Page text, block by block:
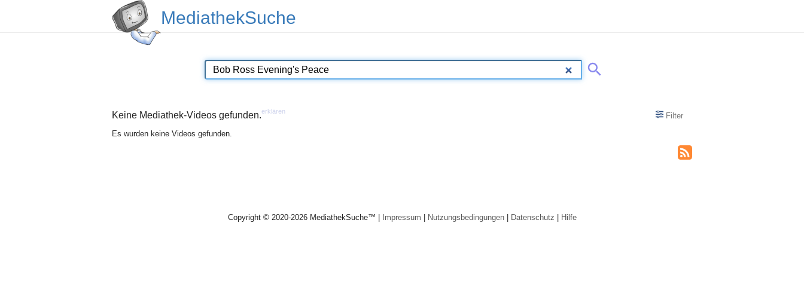
MediathekSuche
Keine Mediathek-Videos gefunden.erklären
Filter
Es wurden keine Videos gefunden.
Copyright © 2020-2026 MediathekSuche™ | Impressum | Nutzungsbedingungen| Datenschutz | Hilfe